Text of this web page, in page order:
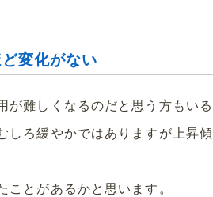
変化がない
が難しくなるのだと思う方もいる
しろ緩やかではありますが上昇傾
ことがあるかと思います。